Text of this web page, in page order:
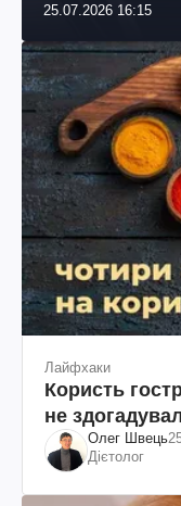
25.07.2026 16:15
Лайфхаки
Користь
не
Олег Швець
Дієтолог